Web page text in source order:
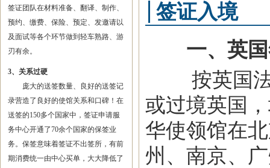
签证团队在材料准备、翻译、制作、
预约、缴费、保险、预定、发邀请以
及面试等各个环节做到轻车熟路、游
刃有余。
3、关系过硬
庞大的送签数量、良好的送签记
录营造了良好的使馆关系和口碑！在
送签的150多个国家中，签证申请服
务中心开通了70余个国家的保签业
务。保签意味着签证不出签所，有前
期消费统一由中心买单，大大降低了
签证入境
一、英
按英国法
或过境英国
华使领馆在
州、南京、